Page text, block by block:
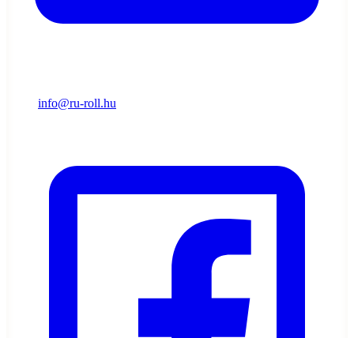
info@ru-roll.hu